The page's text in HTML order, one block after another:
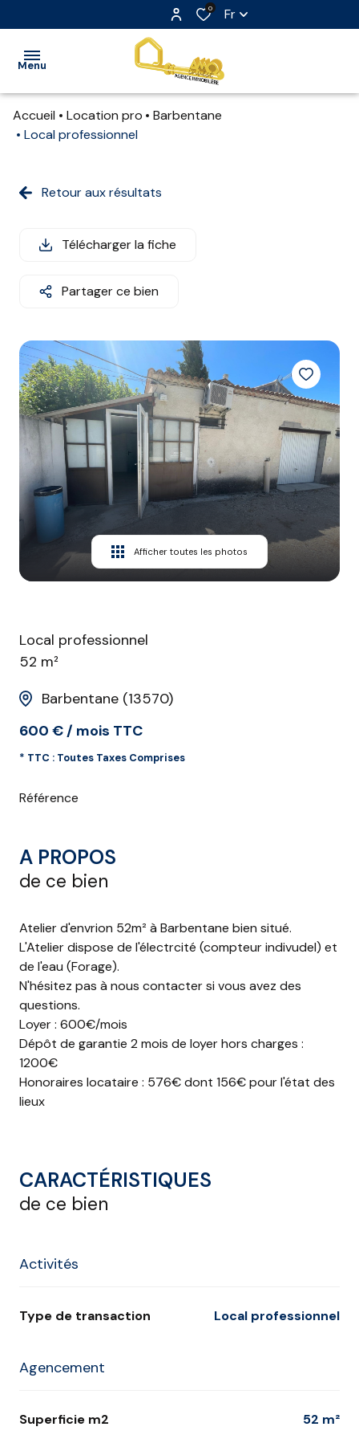
0 Fr
Menu
ACCUEIL
LOCATION
LOCATION
SAISONNIÈRE
EXTRANET
PARTENAIRES
CONTACT
Accueil Location pro
Barbentane
Local professionnel
Retour aux résultats
Télécharger la fiche
Partager ce bien
Afficher toutes les photos
Local professionnel
52 m²
Barbentane (13570)
600 € / mois TTC
* TTC : Toutes Taxes Comprises
Référence
A PROPOS
de ce bien
Atelier d'envrion 52m² à Barbentane bien situé.
L'Atelier dispose de l'électrcité (compteur indivudel) et
de l'eau (Forage).
N'hésitez pas à nous contacter si vous avez des
questions.
Loyer : 600€/mois
Dépôt de garantie 2 mois de loyer hors charges :
1200€
Honoraires locataire : 576€ dont 156€ pour l'état des
lieux
CARACTÉRISTIQUES
de ce bien
Activités
Type de transaction Local professionnel
Agencement
Superficie m2 52 m²